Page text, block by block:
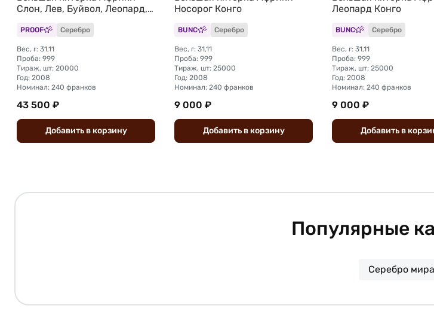
Слон, Лев, Буйвол, Леопард,
Носорог Конго 5 монет
(футляр)
PROOF Серебро
Вес, г: 31,11
Проба: 999
Тираж, шт: 20000
Год: 2008
Номинал: 240 франков
43 500 ₽
Добавить вкорзину
Носорог Конго
BUNC Серебро
Вес, г: 31,11
Проба: 999
Тираж, шт: 25000
Год: 2008
Номинал: 240 франков
9 000 ₽
Добавить вкорзину
Леопард Конго
BUNC Серебро
Вес, г: 31,11
Проба: 999
Тираж, шт: 25000
Год: 2008
Номинал: 240 франков
9 000 ₽
Добавить в
Популярные
Серебро мира